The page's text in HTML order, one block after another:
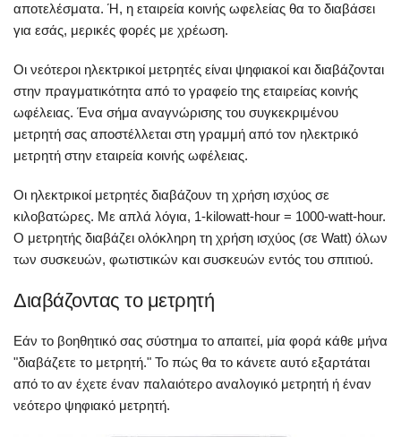
αποτελέσματα. Ή, η εταιρεία κοινής ωφελείας θα το διαβάσει
για εσάς, μερικές φορές με χρέωση.
Οι νεότεροι ηλεκτρικοί μετρητές είναι ψηφιακοί και διαβάζονται
στην πραγματικότητα από το γραφείο της εταιρείας κοινής
ωφέλειας. Ένα σήμα αναγνώρισης του συγκεκριμένου
μετρητή σας αποστέλλεται στη γραμμή από τον ηλεκτρικό
μετρητή στην εταιρεία κοινής ωφέλειας.
Οι ηλεκτρικοί μετρητές διαβάζουν τη χρήση ισχύος σε
κιλοβατώρες. Με απλά λόγια, 1-kilowatt-hour = 1000-watt-hour.
Ο μετρητής διαβάζει ολόκληρη τη χρήση ισχύος (σε Watt) όλων
των συσκευών, φωτιστικών και συσκευών εντός του σπιτιού.
Διαβάζοντας το μετρητή
Εάν το βοηθητικό σας σύστημα το απαιτεί, μία φορά κάθε μήνα
"διαβάζετε το μετρητή." Το πώς θα το κάνετε αυτό εξαρτάται
από το αν έχετε έναν παλαιότερο αναλογικό μετρητή ή έναν
νεότερο ψηφιακό μετρητή.